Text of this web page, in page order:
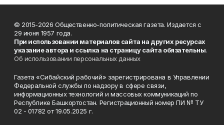
© 2015-2026 Общественно-политическая газета. Издается с
29 июня 1957 года.
При использовании материалов сайта на других ресурсах
указание автора и ссылка на страницу сайта обязательны.
Об использовании персональных данных
Газета «Сибайский рабочий» зарегистрирована в Управлении
Федеральной службы по надзору в сфере связи,
информационных технологий и массовых коммуникаций по
Республике Башкортостан. Регистрационный номер ПИ № ТУ
02 - 01782 от 19.05.2025 г.